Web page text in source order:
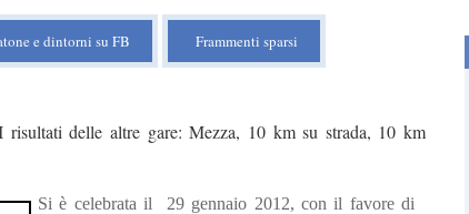
e dintorni su FB Frammenti sparsi
delle altre gare: Mezza, 10 km su strada, 10 km
Si è celebrata il 29 gennaio 2012, con il favore di